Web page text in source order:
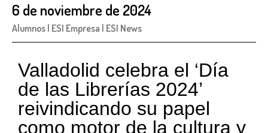
6 de noviembre de 2024
Alumnos ESI Empresa ESI News
Valladolid celebra el ‘Día
de las Librerías 2024’
reivindicando su papel
como motor de la cultura y